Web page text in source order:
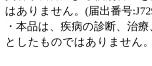
はありません。(届出番号
・本品は、疾病の診断、治
としたものではありません。